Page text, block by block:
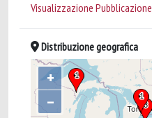
Visualizzazione Pubblicazione
Distribuzione geografica
+
–